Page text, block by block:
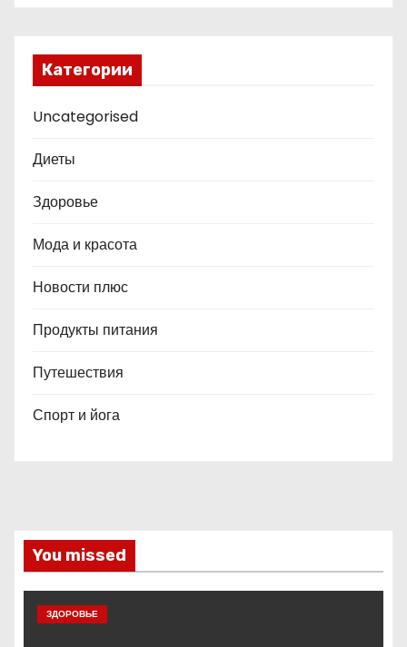
Категории
Uncategorised
Диеты
Здоровье
Мода и красота
Новости плюс
Продукты питания
Путешествия
Спорт и йога
You missed
ЗДОРОВЬЕ